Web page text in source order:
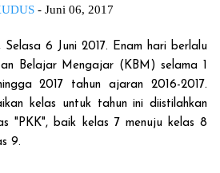
- Juni 06, 2017
Selasa 6 Juni 2017. Enam hari berlalu
Belajar Mengajar (KBM) selama 1
2017 tahun ajaran 2016-2017.
kelas untuk tahun ini diistilahkan
"PKK", baik kelas 7 menuju kelas 8
9.